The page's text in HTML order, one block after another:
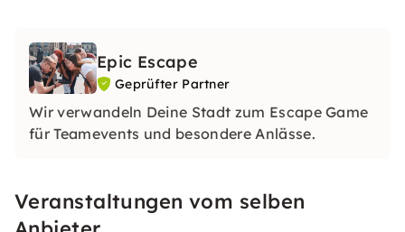
Epic Escape
Geprüfter Partner
Wir verwandeln Deine Stadt zum Escape Game
für Teamevents und besondere Anlässe.
Veranstaltungen vom selben